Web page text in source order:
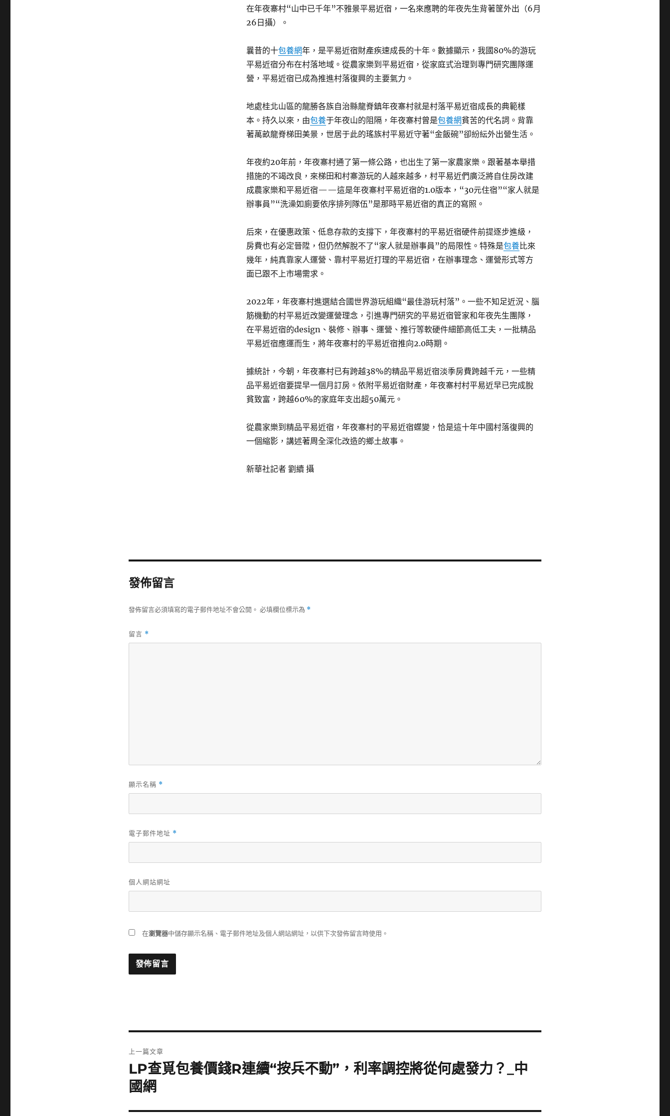
在年夜寨村“山中已千年”不雅景平易近宿，一名來應聘的年夜先生背著筐外出（6月
26日攝）。
曩昔的十包養網年，是平易近宿財產疾速成長的十年。數據顯示，我國80%的游玩
平易近宿分布在村落地域。從農家樂到平易近宿，從家庭式治理到專門研究團隊運
營，平易近宿已成為推進村落復興的主要氣力。
地處桂北山區的龍勝各族自治縣龍脊鎮年夜寨村就是村落平易近宿成長的典範樣
本。持久以來，由包養于年夜山的阻隔，年夜寨村曾是包養網貧苦的代名詞。背靠
著萬畝龍脊梯田美景，世居于此的瑤族村平易近守著“金飯碗”卻紛紜外出營生活。
年夜約20年前，年夜寨村通了第一條公路，也出生了第一家農家樂。跟著基本舉措
措施的不竭改良，來梯田和村寨游玩的人越來越多，村平易近們廣泛將自住房改建
成農家樂和平易近宿——這是年夜寨村平易近宿的1.0版本，“30元住宿”“家人就是
辦事員”“洗澡如廁要依序排列隊伍”是那時平易近宿的真正的寫照。
后來，在優惠政策、低息存款的支撐下，年夜寨村的平易近宿硬件前提逐步進級，
房費也有必定晉陞，但仍然解脫不了“家人就是辦事員”的局限性。特殊是包養比來
幾年，純真靠家人運營、靠村平易近打理的平易近宿，在辦事理念、運營形式等方
面已跟不上市場需求。
2022年，年夜寨村進選結合國世界游玩組織“最佳游玩村落”。一些不知足近況、腦
筋機動的村平易近改變運營理念，引進專門研究的平易近宿管家和年夜先生團隊，
在平易近宿的design、裝修、辦事、運營、推行等軟硬件細節高低工夫，一批精品
平易近宿應運而生，將年夜寨村的平易近宿推向2.0時期。
據統計，今朝，年夜寨村已有跨越38%的精品平易近宿淡季房費跨越千元，一些精
品平易近宿要提早一個月訂房。依附平易近宿財產，年夜寨村村平易近早已完成脫
貧致富，跨越60%的家庭年支出超50萬元。
從農家樂到精品平易近宿，年夜寨村的平易近宿蝶變，恰是這十年中國村落復興的
一個縮影，講述著周全深化改造的鄉土故事。
新華社記者 劉續 攝
發佈留言
發佈留言必須填寫的電子郵件地址不會公開。 必填欄位標示為 *
留言 *
顯示名稱 *
電子郵件地址 *
個人網站網址
在瀏覽器中儲存顯示名稱、電子郵件地址及個人網站網址，以供下次發佈留言時使用。
章
導
上一篇文章
上
一
篇
文
LP查覓包養價錢R連續“按兵不動”，利率調控將從何處發力？_中
國網